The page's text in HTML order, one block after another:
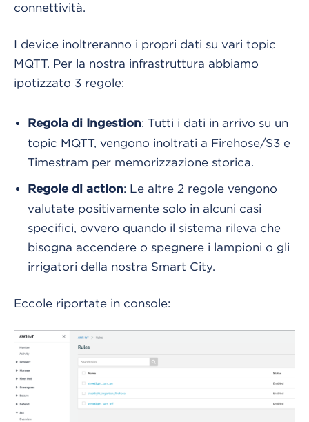
connettività.
I device inoltreranno i propri dati su vari topic
MQTT. Per la nostra infrastruttura abbiamo
ipotizzato 3 regole:
Regola di Ingestion: Tutti i dati in arrivo su un
topic MQTT, vengono inoltrati a Firehose/S3 e
Timestram per memorizzazione storica.
Regole di action: Le altre 2 regole vengono
valutate positivamente solo in alcuni casi
specifici, ovvero quando il sistema rileva che
bisogna accendere o spegnere i lampioni o gli
irrigatori della nostra Smart City.
Eccole riportate in console: